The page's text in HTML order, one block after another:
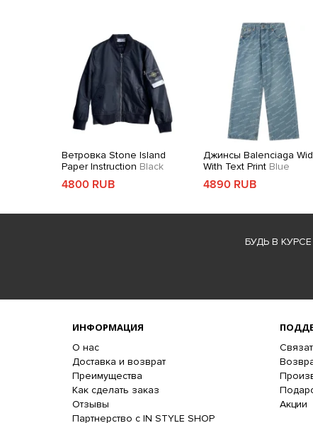
Ветровка Stone Island
Paper Instruction Black
4800 RUB
Джинсы Balenciaga
With Text Print Blue
4890 RUB
БУДЬ В КУРСЕ
ИНФОРМАЦИЯ
О нас
Доставка и возврат
Преимущества
Как сделать заказ
Отзывы
Партнерство с IN STYLE SHOP
Акции